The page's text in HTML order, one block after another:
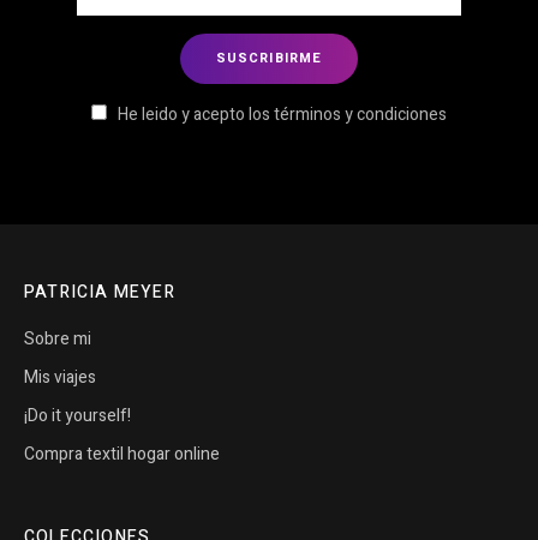
He leido y acepto los términos y condiciones
PATRICIA MEYER
Sobre mi
Mis viajes
¡Do it yourself!
Compra textil hogar online